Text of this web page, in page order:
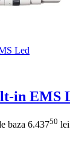
in EMS
baza 6.43750 lei